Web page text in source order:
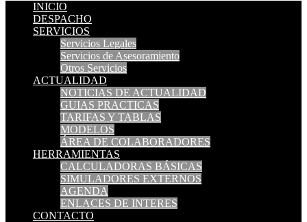
INICIO
DESPACHO
SERVICIOS
Servicios Legales
Servicios de Asesoramiento
Otros Servicios
ACTUALIDAD
NOTICIAS DE ACTUALIDAD
GUIAS PRACTICAS
TARIFAS Y TABLAS
MODELOS
ÁREA DE COLABORADORES
HERRAMIENTAS
CALCULADORAS BÁSICAS
SIMULADORES EXTERNOS
AGENDA
ENLACES DE INTERES
CONTACTO